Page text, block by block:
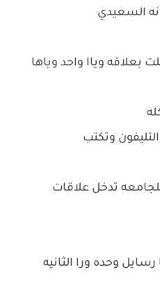
السعيدي
بعلاقه وياا واحد وياها
وتكتب
تدخل علاقات
وحده ورا الثانيه